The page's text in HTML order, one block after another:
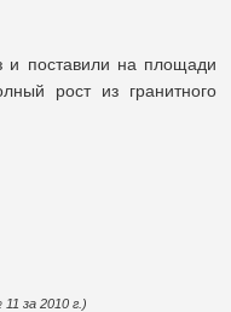
и поставили на площади
рост из гранитного
за 2010 г.)